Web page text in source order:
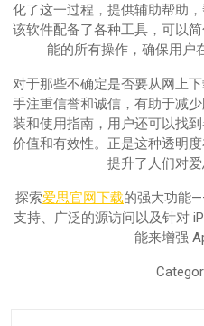
化了这一过程，提供辅助帮助
该软件配备了各种工具，可以
能的所有操作，确保用户
对于那些不确定是否要从网上
手注重信誉和诚信，有助于减
装和使用指南，用户还可以找
价值和有效性。正是这种透明
提升了人们对爱
探索爱思官网下载的强大功能
支持、广泛的源访问以及针对
能来增强